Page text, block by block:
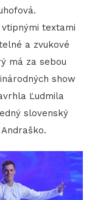
textami
a zvukové
má za sebou
show
Ľudmila
slovenský